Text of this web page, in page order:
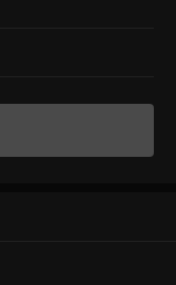
트를 움켜쥐었다. 잠시